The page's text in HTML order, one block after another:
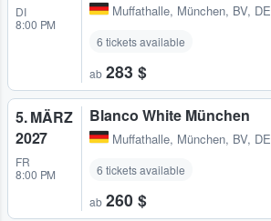
DI
8:00 PM
Muffathalle, München, BV, DE
6 tickets available
ab 283 $
5. MÄRZ
2027
FR
8:00 PM
Blanco White München
Muffathalle, München, BV, DE
6 tickets available
ab 260 $